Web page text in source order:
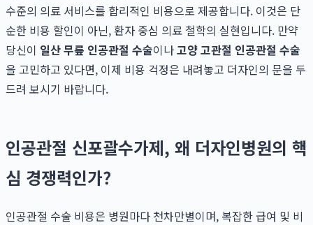
수준의 의료 서비스를 합리적인 비용으로 제공합니다. 이것은 단
순한 비용 할인이 아닌, 환자 중심 의료 철학의 실현입니다. 만약
당신이 일산 무릎 인공관절 수술이나고양 고관절 인공관절 수술
을 고민하고 있다면, 이제 비용 걱정은 내려놓고 더자인의 문을 두
드려 보시기 바랍니다.
인공관절 신포괄수가제, 왜 더자인병원의 핵
심 경쟁력인가?
인공관절 수술 비용은 병원마다 천차만별이며, 복잡한 급여 및 비